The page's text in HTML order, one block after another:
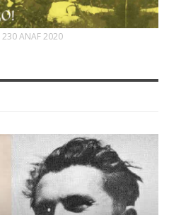
ANAF 2020